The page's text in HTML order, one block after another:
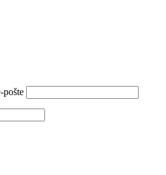
pošte